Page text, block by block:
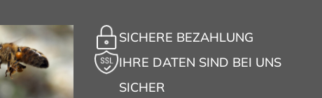
SICHERE BEZAHLUNG
IHRE DATEN SIND BEI UNS
SICHER